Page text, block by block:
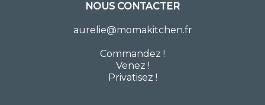
NOUS CONTACTER
aurelie@momakitchen.fr
Commandez !
Venez !
Privatisez !